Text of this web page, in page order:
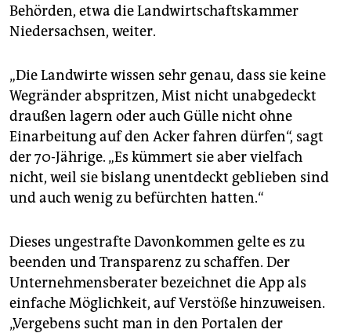
Behörden, etwa die Landwirtschaftskammer
Niedersachsen, weiter.
„Die Landwirte wissen sehr genau, dass sie keine
Wegränder abspritzen, Mist nicht unabgedeckt
draußen lagern oder auch Gülle nicht ohne
Einarbeitung auf den Acker fahren dürfen“, sagt
der 70-Jährige. „Es kümmert sie aber vielfach
nicht, weil sie bislang unentdeckt geblieben sind
und auch wenig zu befürchten hatten.“
Dieses ungestrafte Davonkommen gelte es zu
beenden und Transparenz zu schaffen. Der
Unternehmensberater bezeichnet die App als
einfache Möglichkeit, auf Verstöße hinzuweisen.
„Vergebens sucht man in den Portalen der